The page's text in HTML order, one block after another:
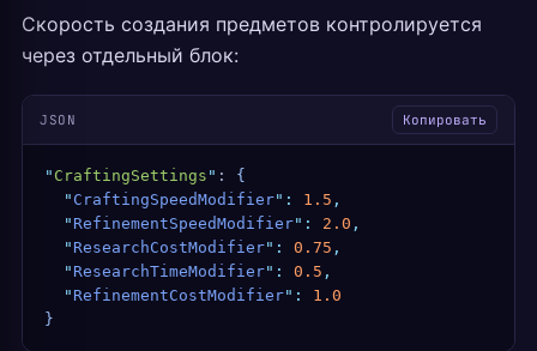
Скорость создания предметов контролируется
через отдельный блок:
JSON Копировать
" CraftingSettings " : {
  "
CraftingSpeedModifier" : 1.5 ,
  "
RefinementSpeedModifier" : 2.0 ,
  "
ResearchCostModifier" : 0.75 ,
  "
ResearchTimeModifier" : 0.5 ,
  "
RefinementCostModifier" :
1.0
}